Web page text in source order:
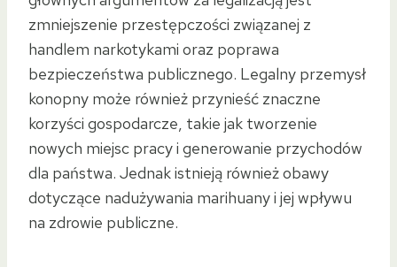
zmniejszenie przestępczości związanej z
handlem narkotykami oraz poprawa
bezpieczeństwa publicznego. Legalny przemysł
konopny może również przynieść znaczne
korzyści gospodarcze, takie jak tworzenie
nowych miejsc pracy i generowanie przychodów
dla państwa. Jednak istnieją również obawy
dotyczące nadużywania marihuany i jej wpływu
na zdrowie publiczne.